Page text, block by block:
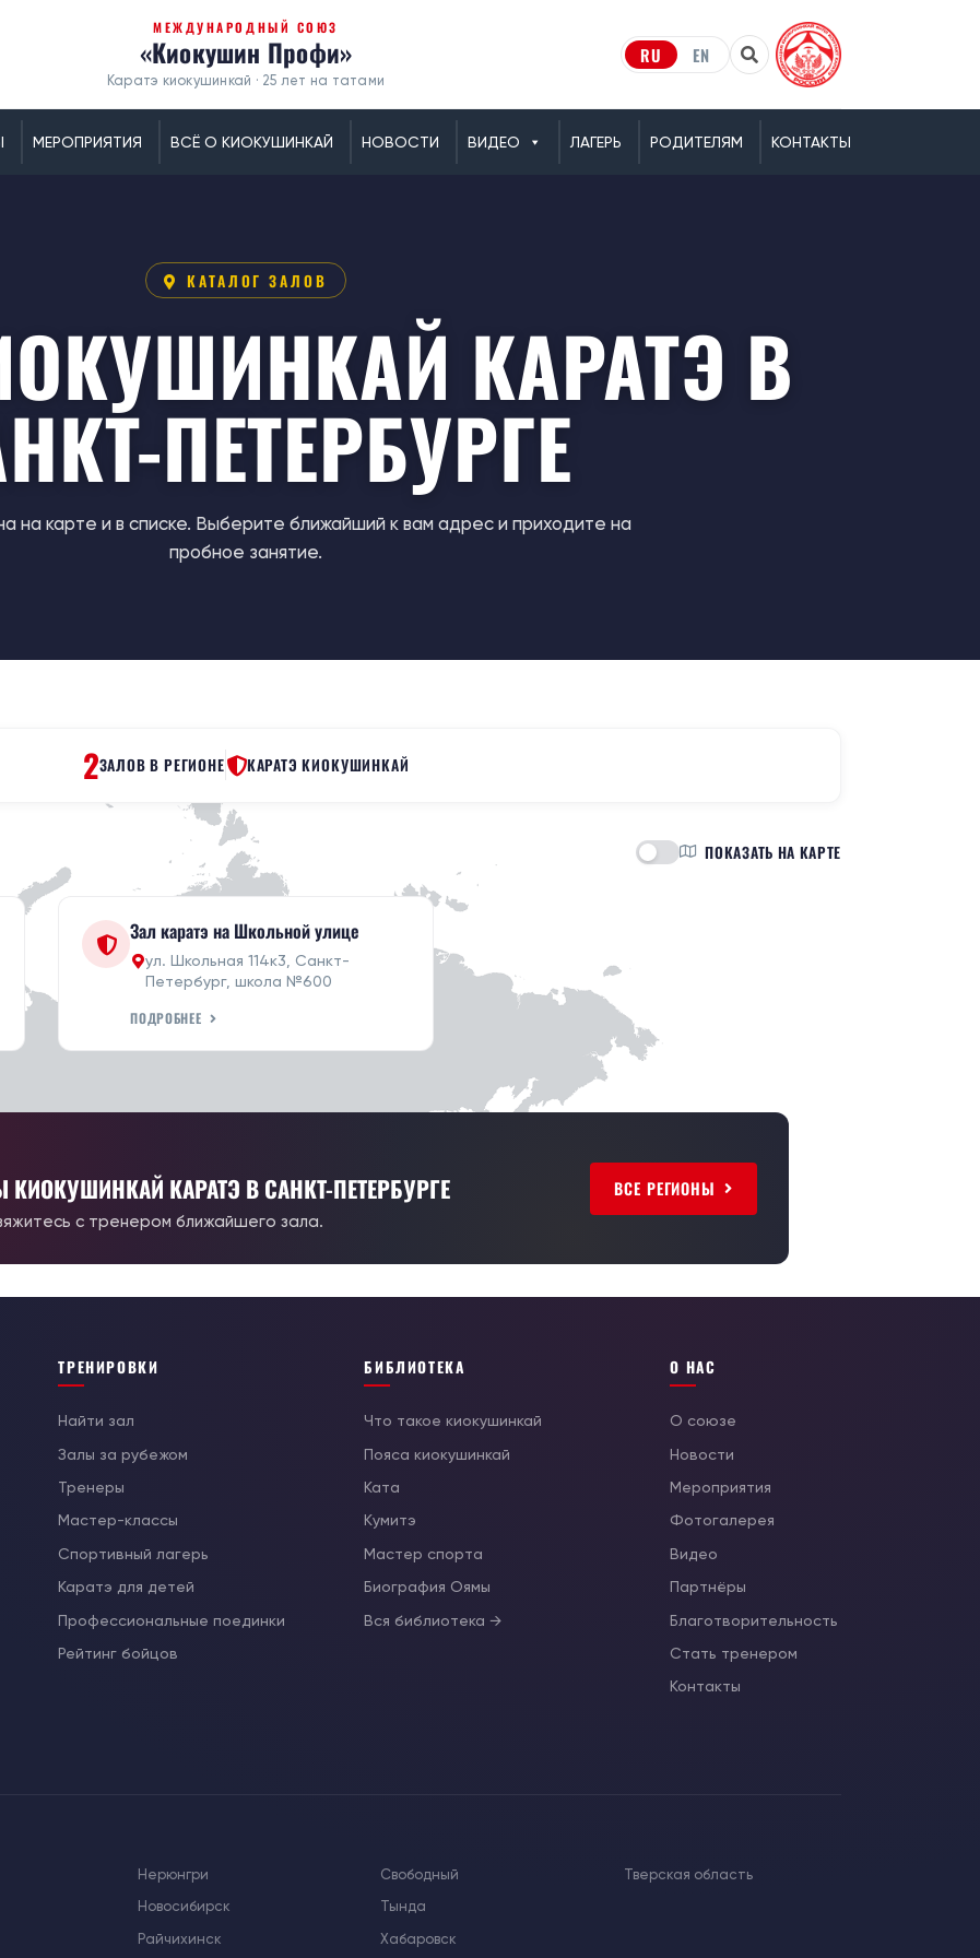
МЕЖДУНАРОДНЫЙ СОЮЗ
«Киокушин Профи»
Каратэ киокушинкай · 25 лет на татами
RU EN
МЕРОПРИЯТИЯ ВСЁ О КИОКУШИНКАЙ НОВОСТИ ВИДЕО ЛАГЕРЬ РОДИТЕЛЯМ КОНТАКТЫ
КАТАЛОГ ЗАЛОВ
КАРАТЭ В
ПЕТЕРБУРГЕ
на карте и в списке. Выберите ближайший к вам адрес и приходите на
пробное занятие.
2ЗАЛОВ В РЕГИОНЕ КАРАТЭ КИОКУШИНКАЙ
ПОКАЗАТЬ НА КАРТЕ
Зал каратэ на Школьной улице
ул. Школьная 114к3, Санкт-
Петербург, школа №600
ПОДРОБНЕЕ
КАРАТЭ В САНКТ-ПЕТЕРБУРГЕ
с тренером ближайшего зала.
ВСЕ РЕГИОНЫ
ТРЕНИРОВКИ
Найти зал
Залы за рубежом
Тренеры
Мастер-классы
Спортивный лагерь
Каратэ для детей
Профессиональные поединки
Рейтинг бойцов
БИБЛИОТЕКА
Что такое киокушинкай
Пояса киокушинкай
Ката
Кумитэ
Мастер спорта
Биография Оямы
Вся библиотека →
О НАС
О союзе
Новости
Мероприятия
Фотогалерея
Видео
Партнёры
Благотворительность
Стать тренером
Контакты
Нерюнгри
Новосибирск
Райчихинск
Свободный
Тында
Хабаровск
Тверская область